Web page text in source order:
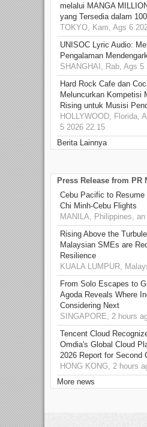
melalui MANGA
yang Tersedia dalam
TOKYO, Kam, Ags 6
UNISOC Lyric Audio:
Pengalaman
SHANGHAI, Rab, Ags 5
Hard Rock Cafe dan
Meluncurkan Kompetisi
Rising untuk Musisi
HOLLYWOOD, Florida,
5 2026 22.15
Berita Lainnya
Press Release from PR
Cebu Pacific to Resume
Chi Minh-Cebu Flights
MANILA, Philippines, an
Rising Above the
Malaysian SMEs are
Resilience
KUALA LUMPUR,
From Solo Escapes to
Agoda Reveals Where
Considering Next
SINGAPORE, 2 hours
Tencent Cloud
Omdia's Global Cloud
2026 Report for Second
HONG KONG, 2 hours
More news